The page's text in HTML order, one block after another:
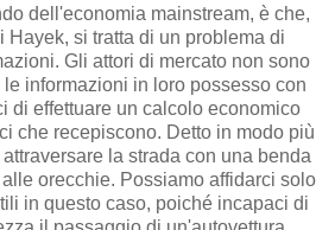
dell'economia mainstream, è che,
Hayek, si tratta di un problema di
Gli attori di mercato non sono
informazioni in loro possesso con
di effettuare un calcolo economico
che recepiscono. Detto in modo più
la strada con una benda
orecchie. Possiamo affidarci solo
in questo caso, poiché incapaci di